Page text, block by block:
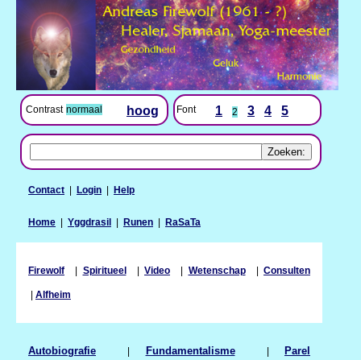
Contrast normaal hoog Font 1 2 3 4 5
Contact | Login | Help
Home | Yggdrasil | Runen | RaSaTa
Firewolf | Spiritueel| Video | Wetenschap| Consulten
| Alfheim
Autobiografie | Fundamentalisme| Parel